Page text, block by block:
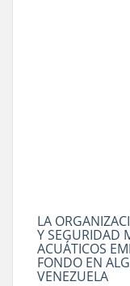
LA
Y SEGURIDAD
ACUÁTICOS
FONDO EN
VENEZUELA